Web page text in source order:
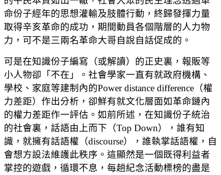
命份子經年的思想灌輸及肢體行動，終歸發揮力量
取得辛亥革命的成功，期間動員各個階層的人力物
力，可不是三兩名革命大哥自說自話促成的。
可是在知識份子編寫（或解讀）的正史裏，報販等
小人物卻「不在」。社會學家一直有就政府機構、
學校、家庭等建制內的Power distance difference（權
力差距）作出分析，卻鮮有就文化層面如革命鏈內
的權力差距作一評估。如前所述，在知識份子統治
的社會裏，話語由上而下（Top Down），誰有知
識，就擁有話語權（discourse），誰執掌話語權，自
會想方設法維護此秩序。這顯然是一個既得利益者
掌控的遊戲，循環不息，每趟紀念活動標榜的盡是